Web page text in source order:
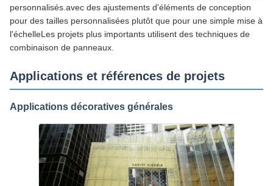
personnalisés.avec des ajustements d'éléments de conception
pour des tailles personnalisées plutôt que pour une simple mise à
l'échelleLes projets plus importants utilisent des techniques de
combinaison de panneaux.
Applications et références de projets
Applications décoratives générales